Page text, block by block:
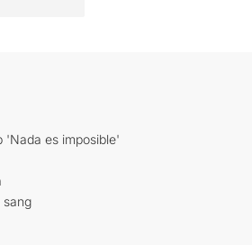
'Nada es imposible'
sang